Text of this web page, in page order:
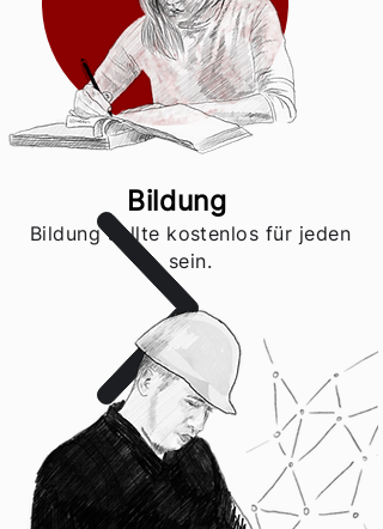
Bildung sollte kostenlos für jeden
sein.
Bildung